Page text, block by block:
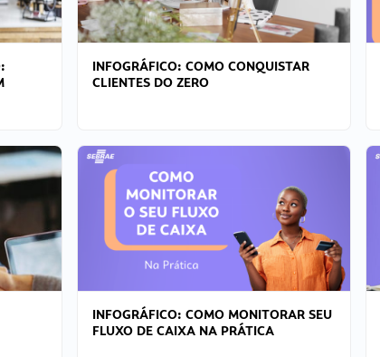
INFOGRÁFICO: COMO CONQUISTAR
CLIENTES DO ZERO
INFOGRÁFICO: COMO MONITORAR SEU
FLUXO DE CAIXA NA PRÁTICA